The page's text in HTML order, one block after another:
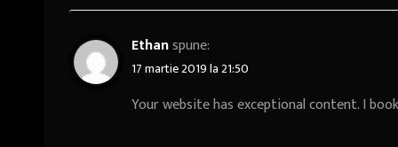
Ethanspune:
17 martie 2019 la 21:50
Your website has exceptional content. I